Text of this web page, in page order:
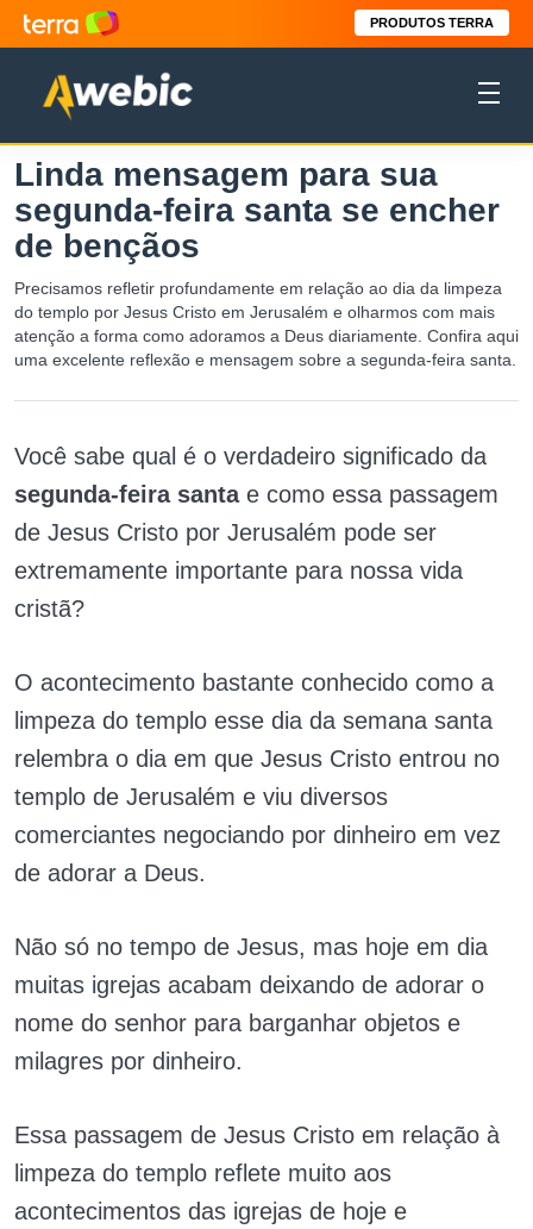
PRODUTOS TERRA
Linda mensagem para sua
segunda-feira santa se encher
de bençãos
Precisamos refletir profundamente em relação ao dia da limpeza
do templo por Jesus Cristo em Jerusalém e olharmos com mais
atenção a forma como adoramos a Deus diariamente. Confira aqui
uma excelente reflexão e mensagem sobre a segunda-feira santa.
Você sabe qual é o verdadeiro significado da
segunda-feira santa e como essa passagem
de Jesus Cristo por Jerusalém pode ser
extremamente importante para nossa vida
cristã?
O acontecimento bastante conhecido como a
limpeza do templo esse dia da semana santa
relembra o dia em que Jesus Cristo entrou no
templo de Jerusalém e viu diversos
comerciantes negociando por dinheiro em vez
de adorar a Deus.
Não só no tempo de Jesus, mas hoje em dia
muitas igrejas acabam deixando de adorar o
nome do senhor para barganhar objetos e
milagres por dinheiro.
Essa passagem de Jesus Cristo em relação à
limpeza do templo reflete muito aos
acontecimentos das igrejas de hoje e